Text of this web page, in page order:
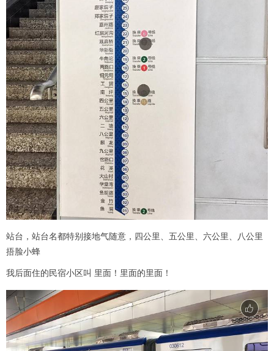
站台，站台名都特别接地气随意，四公里、五公里、六公里、八公里
捂脸小蜂
我后面住的民宿小区叫 里面！里面的里面！